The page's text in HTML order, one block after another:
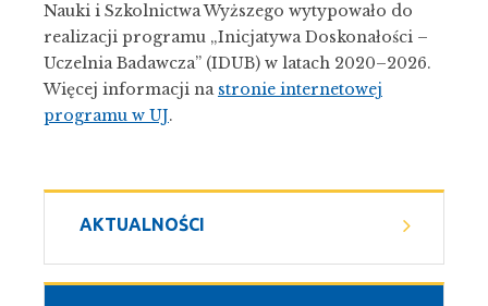
AKTUALNOŚCI
Nauki i Szkolnictwa Wyższego wytypowało do
realizacji programu „Inicjatywa Doskonałości –
Uczelnia Badawcza” (IDUB) w latach 2020–2026.
Więcej informacji na stronie internetowej
programu w UJ.